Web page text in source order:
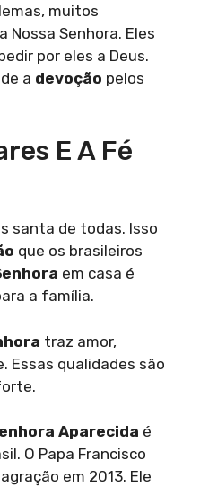
muitos
Nossa Senhora. Eles
por eles a Deus.
a devoção pelos
E A Fé
santa de todas. Isso
que os brasileiros
em casa é
a família.
traz amor,
Essas qualidades são
Aparecida é
O Papa Francisco
em 2013. Ele